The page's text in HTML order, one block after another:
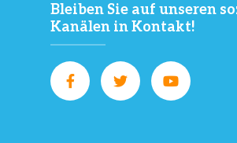
Bleiben Sie auf unseren
Kanälen in Kontakt!